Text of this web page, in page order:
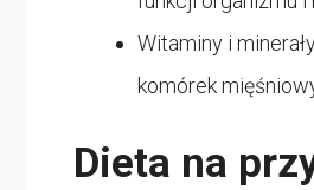
Witaminy i
komórek
Dieta na